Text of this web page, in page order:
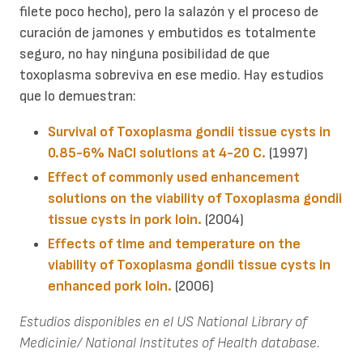
filete poco hecho), pero la salazón y el proceso de
curación de jamones y embutidos es totalmente
seguro, no hay ninguna posibilidad de que
toxoplasma sobreviva en ese medio. Hay estudios
que lo demuestran:
Survival of Toxoplasma gondii tissue cysts in
0.85-6% NaCl solutions at 4-20 C. (1997)
Effect of commonly used enhancement
solutions on the viability of Toxoplasma gondii
tissue cysts in pork loin. (2004)
Effects of time and temperature on the
viability of Toxoplasma gondii tissue cysts in
enhanced pork loin. (2006)
Estudios disponibles en el US National Library of
Medicinie/ National Institutes of Health database.